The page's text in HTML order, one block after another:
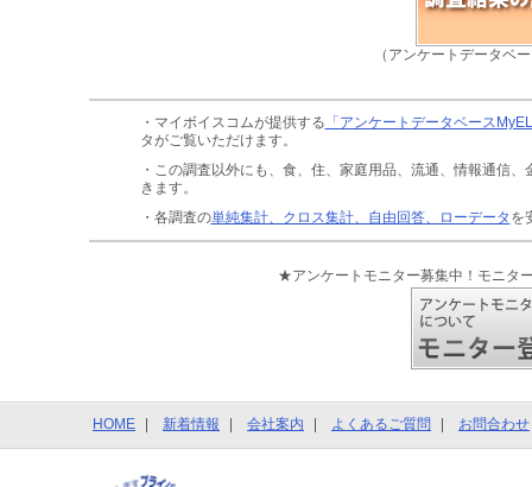
（アンケートデータベ
・マイボイスコムが提供する 「アンケートデータベース
タがご覧いただけます。
・この調査以外にも、食、住、家庭用品、流通、情報通信、
きます。
・各調査の単純集計、クロス集計、自由回答、ローデータ を
★アンケートモニター募集中！モニタ
HOME 新着情報 会社案内 よくあるご質問 お問合わせ